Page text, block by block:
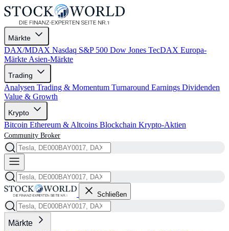
Märkte
DAX/MDAX Nasdaq S&P 500 Dow Jones TecDAX Europa-
Märkte Asien-Märkte
Trading
Analysen Trading & Momentum Turnaround Earnings Dividenden
Value & Growth
Krypto
Bitcoin Ethereum & Altcoins Blockchain Krypto-Aktien
Community Broker
Schließen
Märkte